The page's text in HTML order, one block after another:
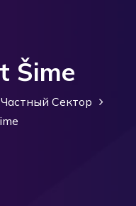
Šime
Частный Сектор